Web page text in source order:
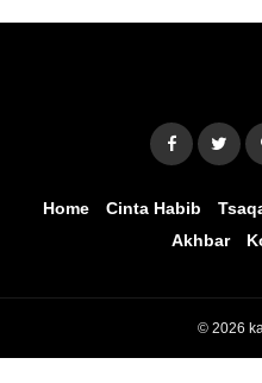
Home Cinta Habib
Akhbar
© 2026